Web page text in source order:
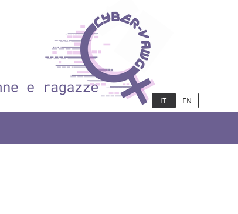
IT EN